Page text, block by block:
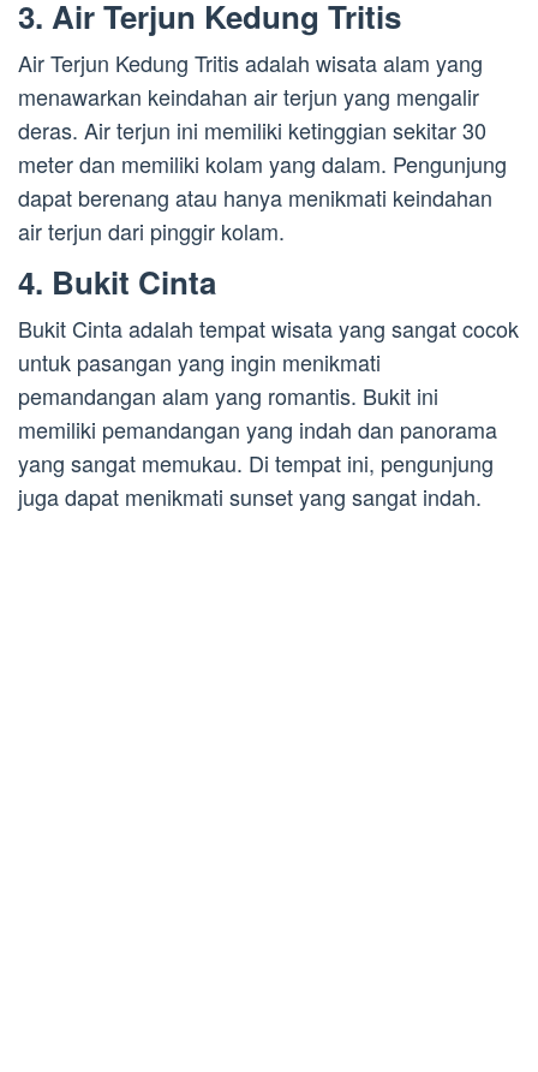
3. Air Terjun Kedung Tritis
Air Terjun Kedung Tritis adalah wisata alam yang
menawarkan keindahan air terjun yang mengalir
deras. Air terjun ini memiliki ketinggian sekitar 30
meter dan memiliki kolam yang dalam. Pengunjung
dapat berenang atau hanya menikmati keindahan
air terjun dari pinggir kolam.
4. Bukit Cinta
Bukit Cinta adalah tempat wisata yang sangat cocok
untuk pasangan yang ingin menikmati
pemandangan alam yang romantis. Bukit ini
memiliki pemandangan yang indah dan panorama
yang sangat memukau. Di tempat ini, pengunjung
juga dapat menikmati sunset yang sangat indah.